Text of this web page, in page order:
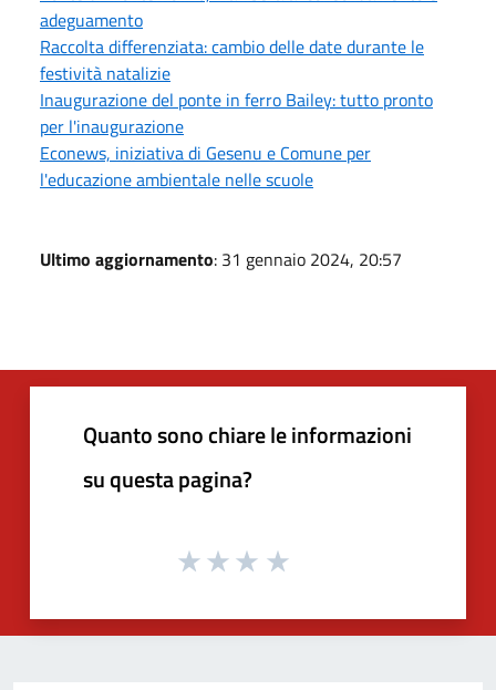
adeguamento
Raccolta differenziata: cambio delle date durante le
festività natalizie
Inaugurazione del ponte in ferro Bailey: tutto pronto
per l'inaugurazione
Econews, iniziativa di Gesenu e Comune per
l'educazione ambientale nelle scuole
Ultimo aggiornamento: 31 gennaio 2024, 20:57
Quanto sono chiare le informazioni
su questa pagina?